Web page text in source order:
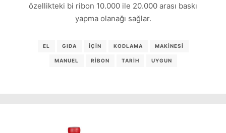
özellikteki bi ribon 10.000 ile 20.000 arası baskı
yapma olanağı sağlar.
EL GIDA IÇIN KODLAMA MAKINESI
MANUEL RIBON TARIH UYGUN